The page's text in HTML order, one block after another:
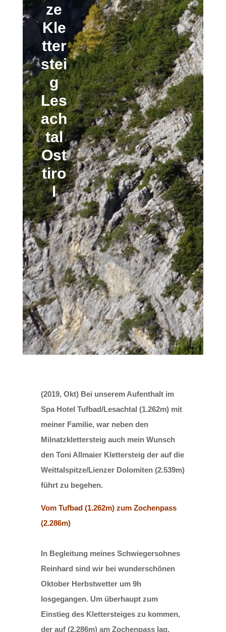
ze
Kle
tter
stei
g
Les
ach
tal
Ost
tiro
l
(2019, Okt) Bei unserem Aufenthalt im
Spa Hotel Tufbad/Lesachtal (1.262m) mit
meiner Familie, war neben den
Milnatzklettersteig auch mein Wunsch
den Toni Allmaier Klettersteig der auf die
Weittalspitze/Lienzer Dolomiten (2.539m)
führt zu begehen.
Vom Tufbad (1.262m) zum Zochenpass
(2.286m)
In Begleitung meines Schwiegersohnes
Reinhard sind wir bei wunderschönen
Oktober Herbstwetter um 9h
losgegangen. Um überhaupt zum
Einstieg des Klettersteiges zu kommen,
der auf (2.286m) am Zochenpass lag,